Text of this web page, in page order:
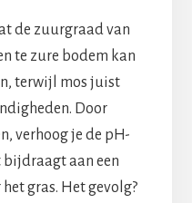
de zuurgraad van
te zure bodem kan
terwijl mos juist
Door
verhoog je de pH-
bijdraagt aan een
gras. Het gevolg?